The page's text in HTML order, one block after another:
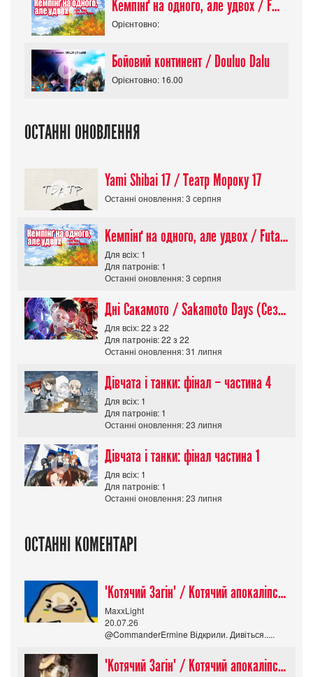
Кемпінґ на одного, але удвох / Futari Solo Camp
Орієнтовно:
Бойовий континент / Douluo Dalu
Орієнтовно: 16.00
ОСТАННІ ОНОВЛЕННЯ
Yami Shibai 17 / Театр Мороку 17
Останні оновлення: 3 серпня
Кемпінґ на одного, але удвох / Futari Solo Camp
Для всіх: 1
Для патронів: 1
Останні оновлення: 3 серпня
Дні Сакамото / Sakamoto Days (Сезон 1)
Для всіх: 22 з 22
Для патронів: 22 з 22
Останні оновлення: 31 липня
Дівчата і танки: фінал – частина 4
Для всіх: 1
Для патронів: 1
Останні оновлення: 23 липня
Дівчата і танки: фінал частина 1
Для всіх: 1
Для патронів: 1
Останні оновлення: 23 липня
ОСТАННІ КОМЕНТАРІ
"Котячий Загін" / Котячий апокаліпсис / Cat Shit One
MaxxLight
20.07.26
@CommanderErmine Відкрили. Дивіться.....
"Котячий Загін" / Котячий апокаліпсис / Cat Shit One